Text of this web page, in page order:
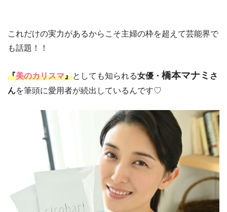
これだけの実力があるからこそ主婦の枠を超えて芸能界で
も話題！！
『美のカリスマ』としても知られる女優・ 橋本マナミ さ
んを筆頭に愛用者が続出しているんです♡